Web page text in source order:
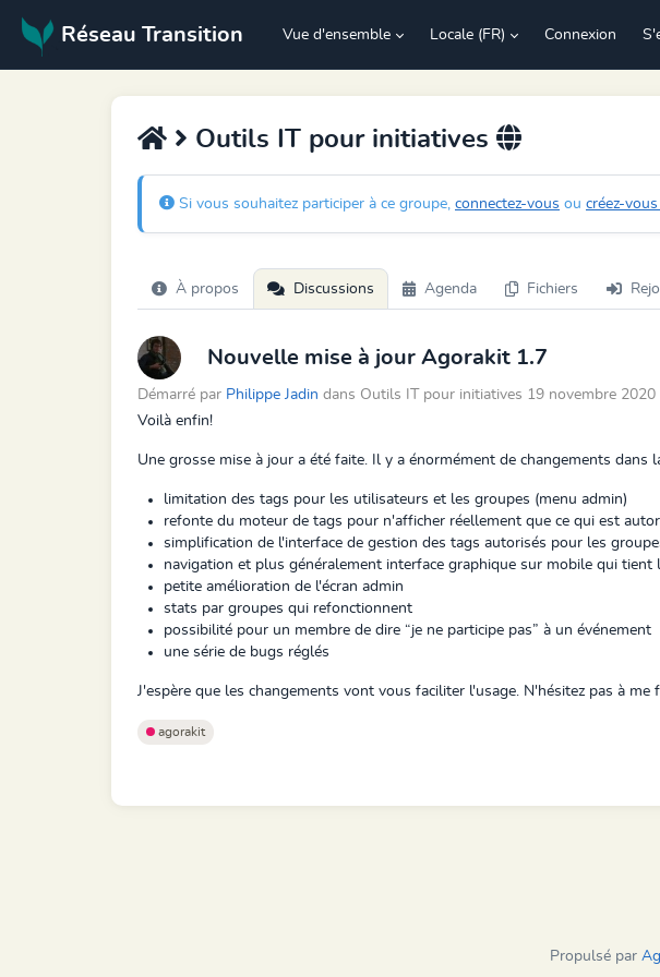
Réseau Transition Vue d'ensemble Locale (FR) Connexion
Outils IT pour initiatives
Si vous souhaitez participer à ce groupe, connectez-vous ou créez-
À propos Discussions Agenda Fichiers
Nouvelle mise à jour Agorakit 1.7
Démarré par Philippe Jadin dans Outils IT pour initiatives 19 novembre 2020
Voilà enfin!
Une grosse mise à jour a été faite. Il y a énormément de changements
limitation des tags pour les utilisateurs et les groupes (menu admin)
refonte du moteur de tags pour n'afficher réellement que ce qui est
simplification de l'interface de gestion des tags autorisés pour les
navigation et plus généralement interface graphique sur mobile qui tient
petite amélioration de l'écran admin
stats par groupes qui refonctionnent
possibilité pour un membre de dire “je ne participe pas” à un événement
une série de bugs réglés
J'espère que les changements vont vous faciliter l'usage. N'hésitez pas à me
agorakit
Propulsé par